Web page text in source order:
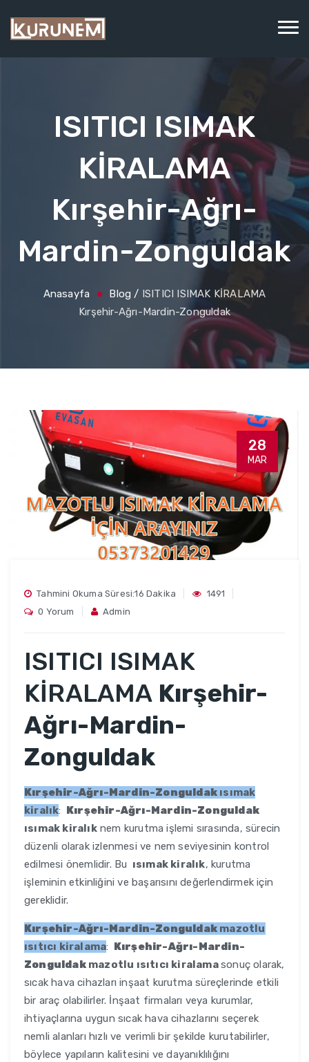
ISITICI ISIMAK
KİRALAMA
Kırşehir-Ağrı-
Mardin-Zonguldak
Anasayfa Blog / ISITICI ISIMAK KİRALAMA
Kırşehir-Ağrı-Mardin-Zonguldak
28
MAR
Tahmini Okuma Süresi:16 Dakika
1491
0 Yorum
Admin
ISITICI ISIMAK
KİRALAMA Kırşehir-
Ağrı-Mardin-
Zonguldak
Kırşehir-Ağrı-Mardin-Zonguldak ısımak
kiralık: Kırşehir-Ağrı-Mardin-Zonguldak
ısımak kiralıknem kurutma işlemi sırasında, sürecin
düzenli olarak izlenmesi ve nem seviyesinin kontrol
edilmesi önemlidir. Bu ısımak kiralık, kurutma
işleminin etkinliğini ve başarısını değerlendirmek için
gereklidir.
Kırşehir-Ağrı-Mardin-Zonguldak mazotlu
ısıtıcı kiralama: Kırşehir-Ağrı-Mardin-
Zonguldakmazotlu ısıtıcı kiralamasonuç olarak,
sıcak hava cihazları inşaat kurutma süreçlerinde etkili
bir araç olabilirler. İnşaat firmaları veya kurumlar,
ihtiyaçlarına uygun sıcak hava cihazlarını seçerek
nemli alanları hızlı ve verimli bir şekilde kurutabilirler,
böylece yapıların kalitesini ve dayanıklılığını